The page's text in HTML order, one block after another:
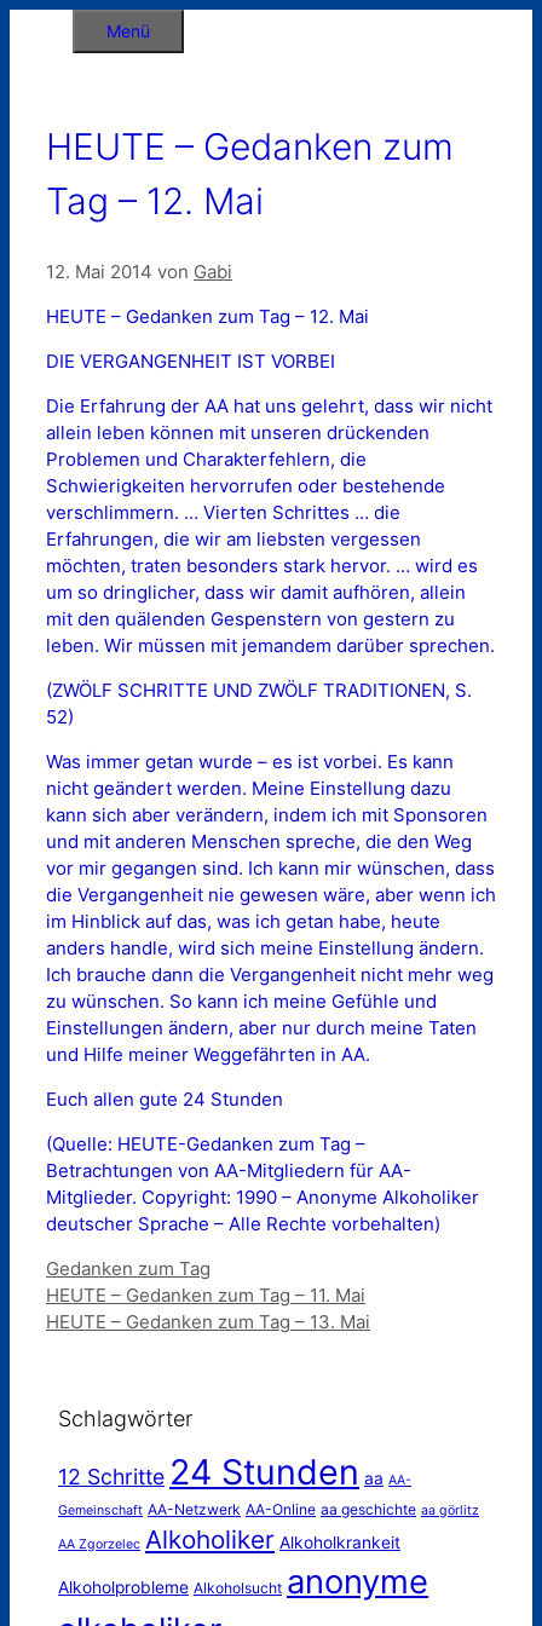
Menü
HEUTE – Gedanken zum
Tag – 12. Mai
12. Mai 2014 von Gabi
HEUTE – Gedanken zum Tag – 12. Mai
DIE VERGANGENHEIT IST VORBEI
Die Erfahrung der AA hat uns gelehrt, dass wir nicht
allein leben können mit unseren drückenden
Problemen und Charakterfehlern, die
Schwierigkeiten hervorrufen oder bestehende
verschlimmern. … Vierten Schrittes … die
Erfahrungen, die wir am liebsten vergessen
möchten, traten besonders stark hervor. … wird es
um so dringlicher, dass wir damit aufhören, allein
mit den quälenden Gespenstern von gestern zu
leben. Wir müssen mit jemandem darüber sprechen.
(ZWÖLF SCHRITTE UND ZWÖLF TRADITIONEN, S.
52)
Was immer getan wurde – es ist vorbei. Es kann
nicht geändert werden. Meine Einstellung dazu
kann sich aber verändern, indem ich mit Sponsoren
und mit anderen Menschen spreche, die den Weg
vor mir gegangen sind. Ich kann mir wünschen, dass
die Vergangenheit nie gewesen wäre, aber wenn ich
im Hinblick auf das, was ich getan habe, heute
anders handle, wird sich meine Einstellung ändern.
Ich brauche dann die Vergangenheit nicht mehr weg
zu wünschen. So kann ich meine Gefühle und
Einstellungen ändern, aber nur durch meine Taten
und Hilfe meiner Weggefährten in AA.
Euch allen gute 24 Stunden
(Quelle: HEUTE-Gedanken zum Tag –
Betrachtungen von AA-Mitgliedern für AA-
Mitglieder. Copyright: 1990 – Anonyme Alkoholiker
deutscher Sprache – Alle Rechte vorbehalten)
Kategorien
Gedanken zum Tag
HEUTE – Gedanken zum Tag – 11. Mai
HEUTE – Gedanken zum Tag – 13. Mai
Schlagwörter
12 Schritte 24 Stunden aa AA-
Gemeinschaft AA-Netzwerk AA-Online aa geschichte aa görlitz
AA Zgorzelec Alkoholiker Alkoholkrankeit
Alkoholprobleme Alkoholsucht anonyme